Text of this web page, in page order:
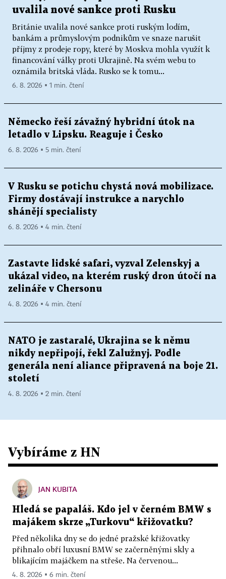
uvalila nové sankce proti Rusku
Británie uvalila nové sankce proti ruským lodím,
bankám a průmyslovým podnikům ve snaze narušit
příjmy z prodeje ropy, které by Moskva mohla využít k
financování války proti Ukrajině. Na svém webu to
oznámila britská vláda. Rusko se k tomu...
6. 8. 2026 ▪ 1 min. čtení
Německo řeší závažný hybridní útok na
letadlo v Lipsku. Reaguje i Česko
6. 8. 2026 ▪ 5 min. čtení
V Rusku se potichu chystá nová mobilizace.
Firmy dostávají instrukce a narychlo
shánějí specialisty
6. 8. 2026 ▪ 4 min. čtení
Zastavte lidské safari, vyzval Zelenskyj a
ukázal video, na kterém ruský dron útočí na
zelináře v Chersonu
4. 8. 2026 ▪ 4 min. čtení
NATO je zastaralé, Ukrajina se k němu
nikdy nepřipojí, řekl Zalužnyj. Podle
generála není aliance připravená na boje 21.
století
4. 8. 2026 ▪ 2 min. čtení
Vybíráme z HN
JAN KUBITA
Hledá se papaláš. Kdo jel v černém BMW s
majákem skrze „Turkovu“ křižovatku?
Před několika dny se do jedné pražské křižovatky
přihnalo obří luxusní BMW se začerněnými skly a
blikajícím majáčkem na střeše. Na červenou...
4. 8. 2026 ▪ 6 min. čtení